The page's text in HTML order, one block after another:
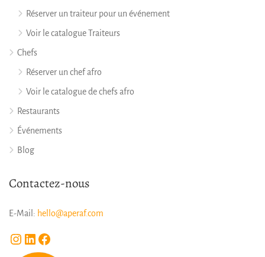
Réserver un traiteur pour un événement
Voir le catalogue Traiteurs
Chefs
Réserver un chef afro
Voir le catalogue de chefs afro
Restaurants
Événements
Blog
Contactez-nous
E-Mail: hello@aperaf.com
Instagram LinkedIn Facebook